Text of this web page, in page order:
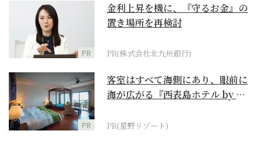
PR
金利上昇を機に、『守るお金』の
置き場所を再検討
PR(株式会社北九州銀行)
PR
客室はすべて海側にあり、眼前に
海が広がる『西表島ホテル by 星
PR(星野リゾート)